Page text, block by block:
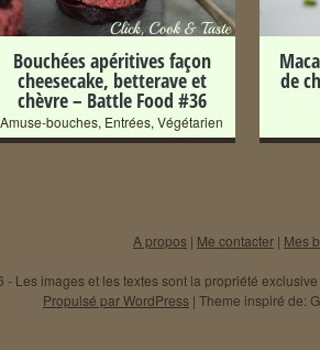
Bouchées apéritives façon
cheesecake, betterave et
chèvre – Battle Food #36
Amuse-bouches, Entrées, Végétarien
de
A propos | Me contacter | Mes
Les images et les textes sont la propriété
Propulsé par WordPress | Theme inspiré de: